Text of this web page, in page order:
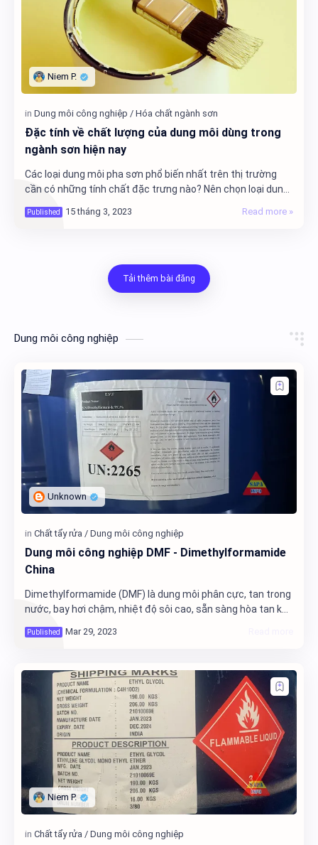
Đặc tính về chất lượng của dung môi dùng trong
ngành sơn hiện nay
Các loại dung môi pha sơn phổ biến nhất trên thị trường
cần có những tính chất đặc trưng nào? Nên chọn loại dung
Dung môi công nghiệp
Dung môi công nghiệp DMF - Dimethylformamide
China
Dimethylformamide (DMF) là dung môi phân cực, tan trong
nước, bay hơi chậm, nhiệt độ sôi cao, sẵn sàng hòa tan khí
cao.